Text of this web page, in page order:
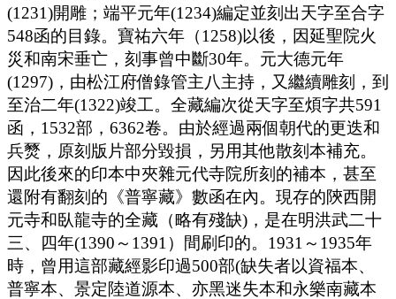
(1231)開雕；端平元年(1234)編定並刻出天字至合字
548函的目錄。寶祐六年（1258)以後，因延聖院火
災和南宋垂亡，刻事曾中斷30年。元大德元年
(1297)，由松江府僧錄管主八主持，又繼續雕刻，到
至治二年(1322)竣工。全藏編次從天字至煩字共591
函，1532部，6362卷。由於經過兩個朝代的更迭和
兵燹，原刻版片部分毀損，另用其他散刻本補充。
因此後來的印本中夾雜元代寺院所刻的補本，甚至
還附有翻刻的《普寧藏》數函在內。現存的陝西開
元寺和臥龍寺的全藏（略有殘缺)，是在明洪武二十
三、四年(1390～1391）間刷印的。1931～1935年
時，曾用這部藏經影印過500部(缺失者以資福本、
普寧本、景定陸道源本、亦黑迷失本和永樂南藏本